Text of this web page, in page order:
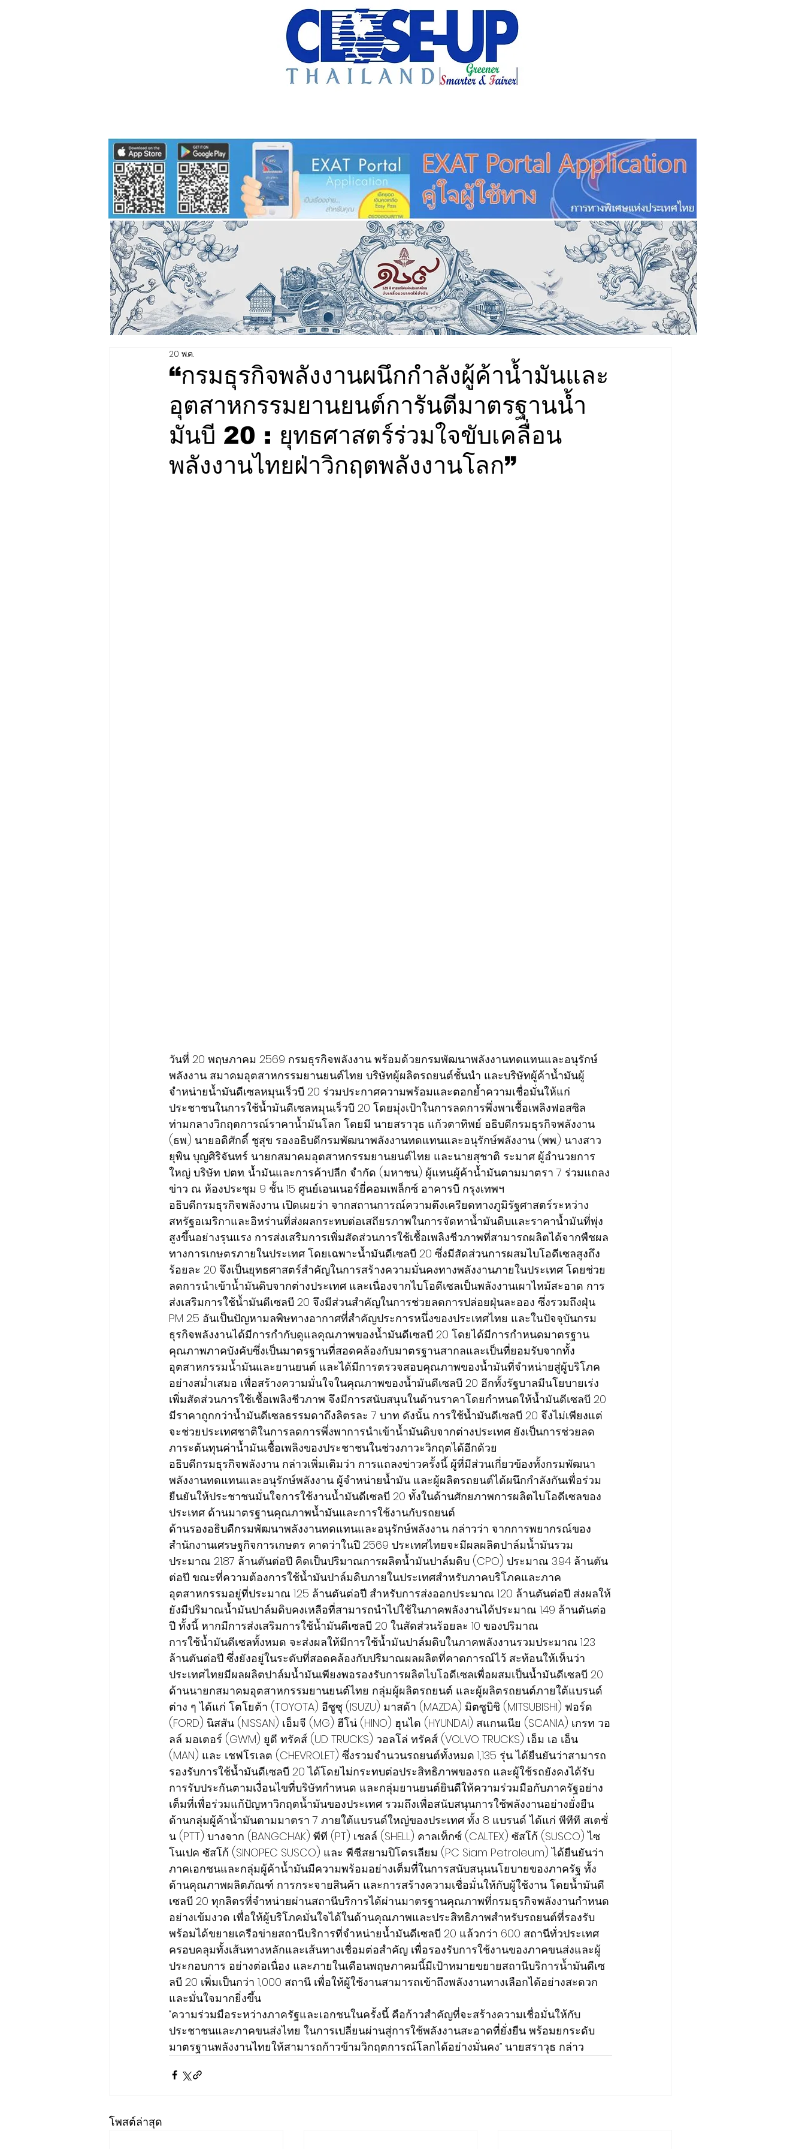
“กรมธุรกิจพลังงานผนึกกำลังผู้ค้าน้ำมันและ
อุตสาหกรรมยานยนต์การันตีมาตรฐานน้ำ
มันบี 20 : ยุทธศาสตร์ร่วมใจขับเคลื่อน
พลังงานไทยฝ่าวิกฤตพลังงานโลก”
20 พ.ค.
วันที่ 20 พฤษภาคม 2569 กรมธุรกิจพลังงาน พร้อมด้วยกรมพัฒนาพลังงานทดแทนและอนุรักษ์
พลังงาน สมาคมอุตสาหกรรมยานยนต์ไทย บริษัทผู้ผลิตรถยนต์ชั้นนำ และบริษัทผู้ค้าน้ำมันผู้
จำหน่ายน้ำมันดีเซลหมุนเร็วบี 20 ร่วมประกาศความพร้อมและตอกย้ำความเชื่อมั่นให้แก่
ประชาชนในการใช้น้ำมันดีเซลหมุนเร็วบี 20 โดยมุ่งเป้าในการลดการพึ่งพาเชื้อเพลิงฟอสซิล
ท่ามกลางวิกฤตการณ์ราคาน้ำมันโลก โดยมี นายสราวุธ แก้วตาทิพย์ อธิบดีกรมธุรกิจพลังงาน
(ธพ.) นายอดิศักดิ์ ชูสุข รองอธิบดีกรมพัฒนาพลังงานทดแทนและอนุรักษ์พลังงาน (พพ.) นางสาว
ยุพิน บุญศิริจันทร์ นายกสมาคมอุตสาหกรรมยานยนต์ไทย และนายสุชาติ ระมาศ ผู้อำนวยการ
ใหญ่ บริษัท ปตท. น้ำมันและการค้าปลีก จำกัด (มหาชน) ผู้แทนผู้ค้าน้ำมันตามมาตรา 7 ร่วมแถลง
ข่าว ณ ห้องประชุม 9 ชั้น 15 ศูนย์เอนเนอร์ยี่คอมเพล็กซ์ อาคารบี กรุงเทพฯ
อธิบดีกรมธุรกิจพลังงาน เปิดเผยว่า จากสถานการณ์ความตึงเครียดทางภูมิรัฐศาสตร์ระหว่าง
สหรัฐอเมริกาและอิหร่านที่ส่งผลกระทบต่อเสถียรภาพในการจัดหาน้ำมันดิบและราคาน้ำมันที่พุ่ง
สูงขึ้นอย่างรุนแรง การส่งเสริมการเพิ่มสัดส่วนการใช้เชื้อเพลิงชีวภาพที่สามารถผลิตได้จากพืชผล
ทางการเกษตรภายในประเทศ โดยเฉพาะน้ำมันดีเซลบี 20 ซึ่งมีสัดส่วนการผสมไบโอดีเซลสูงถึง
ร้อยละ 20 จึงเป็นยุทธศาสตร์สำคัญในการสร้างความมั่นคงทางพลังงานภายในประเทศ โดยช่วย
ลดการนำเข้าน้ำมันดิบจากต่างประเทศ และเนื่องจากไบโอดีเซลเป็นพลังงานเผาไหม้สะอาด การ
ส่งเสริมการใช้น้ำมันดีเซลบี 20 จึงมีส่วนสำคัญในการช่วยลดการปล่อยฝุ่นละออง ซึ่งรวมถึงฝุ่น
PM 2.5 อันเป็นปัญหามลพิษทางอากาศที่สำคัญประการหนึ่งของประเทศไทย และในปัจจุบันกรม
ธุรกิจพลังงานได้มีการกำกับดูแลคุณภาพของน้ำมันดีเซลบี 20 โดยได้มีการกำหนดมาตรฐาน
คุณภาพภาคบังคับซึ่งเป็นมาตรฐานที่สอดคล้องกับมาตรฐานสากลและเป็นที่ยอมรับจากทั้ง
อุตสาหกรรมน้ำมันและยานยนต์ และได้มีการตรวจสอบคุณภาพของน้ำมันที่จำหน่ายสู่ผู้บริโภค
อย่างสม่ำเสมอ เพื่อสร้างความมั่นใจในคุณภาพของน้ำมันดีเซลบี 20 อีกทั้งรัฐบาลมีนโยบายเร่ง
เพิ่มสัดส่วนการใช้เชื้อเพลิงชีวภาพ จึงมีการสนับสนุนในด้านราคาโดยกำหนดให้น้ำมันดีเซลบี 20
มีราคาถูกกว่าน้ำมันดีเซลธรรมดาถึงลิตรละ 7 บาท ดังนั้น การใช้น้ำมันดีเซลบี 20 จึงไม่เพียงแต่
จะช่วยประเทศชาติในการลดการพึ่งพาการนำเข้าน้ำมันดิบจากต่างประเทศ ยังเป็นการช่วยลด
ภาระต้นทุนค่าน้ำมันเชื้อเพลิงของประชาชนในช่วงภาวะวิกฤตได้อีกด้วย
อธิบดีกรมธุรกิจพลังงาน กล่าวเพิ่มเติมว่า การแถลงข่าวครั้งนี้ ผู้ที่มีส่วนเกี่ยวข้องทั้งกรมพัฒนา
พลังงานทดแทนและอนุรักษ์พลังงาน ผู้จำหน่ายน้ำมัน และผู้ผลิตรถยนต์ได้ผนึกกำลังกันเพื่อร่วม
ยืนยันให้ประชาชนมั่นใจการใช้งานน้ำมันดีเซลบี 20 ทั้งในด้านศักยภาพการผลิตไบโอดีเซลของ
ประเทศ ด้านมาตรฐานคุณภาพน้ำมันและการใช้งานกับรถยนต์
ด้านรองอธิบดีกรมพัฒนาพลังงานทดแทนและอนุรักษ์พลังงาน กล่าวว่า จากการพยากรณ์ของ
สำนักงานเศรษฐกิจการเกษตร คาดว่าในปี 2569 ประเทศไทยจะมีผลผลิตปาล์มน้ำมันรวม
ประมาณ 21.87 ล้านตันต่อปี คิดเป็นปริมาณการผลิตน้ำมันปาล์มดิบ (CPO) ประมาณ 3.94 ล้านตัน
ต่อปี ขณะที่ความต้องการใช้น้ำมันปาล์มดิบภายในประเทศสำหรับภาคบริโภคและภาค
อุตสาหกรรมอยู่ที่ประมาณ 1.25 ล้านตันต่อปี สำหรับการส่งออกประมาณ 1.20 ล้านตันต่อปี ส่งผลให้
ยังมีปริมาณน้ำมันปาล์มดิบคงเหลือที่สามารถนำไปใช้ในภาคพลังงานได้ประมาณ 1.49 ล้านตันต่อ
ปี ทั้งนี้ หากมีการส่งเสริมการใช้น้ำมันดีเซลบี 20 ในสัดส่วนร้อยละ 10 ของปริมาณ
การใช้น้ำมันดีเซลทั้งหมด จะส่งผลให้มีการใช้น้ำมันปาล์มดิบในภาคพลังงานรวมประมาณ 1.23
ล้านตันต่อปี ซึ่งยังอยู่ในระดับที่สอดคล้องกับปริมาณผลผลิตที่คาดการณ์ไว้ สะท้อนให้เห็นว่า
ประเทศไทยมีผลผลิตปาล์มน้ำมันเพียงพอรองรับการผลิตไบโอดีเซลเพื่อผสมเป็นน้ำมันดีเซลบี 20
ด้านนายกสมาคมอุตสาหกรรมยานยนต์ไทย กลุ่มผู้ผลิตรถยนต์ และผู้ผลิตรถยนต์ภายใต้แบรนด์
ต่าง ๆ ได้แก่ โตโยต้า (TOYOTA) อีซูซุ (ISUZU) มาสด้า (MAZDA) มิตซูบิชิ (MITSUBISHI) ฟอร์ด
(FORD) นิสสัน (NISSAN) เอ็มจี (MG) ฮีโน่ (HINO) ฮุนได (HYUNDAI) สแกนเนีย (SCANIA) เกรท วอ
ลล์ มอเตอร์ (GWM) ยูดี ทรัคส์ (UD TRUCKS) วอลโล่ ทรัคส์ (VOLVO TRUCKS) เอ็ม เอ เอ็น
(MAN) และ เชฟโรเลต (CHEVROLET) ซึ่งรวมจำนวนรถยนต์ทั้งหมด 1,135 รุ่น ได้ยืนยันว่าสามารถ
รองรับการใช้น้ำมันดีเซลบี 20 ได้โดยไม่กระทบต่อประสิทธิภาพของรถ และผู้ใช้รถยังคงได้รับ
การรับประกันตามเงื่อนไขที่บริษัทกำหนด และกลุ่มยานยนต์ยินดีให้ความร่วมมือกับภาครัฐอย่าง
เต็มที่เพื่อร่วมแก้ปัญหาวิกฤตน้ำมันของประเทศ รวมถึงเพื่อสนับสนุนการใช้พลังงานอย่างยั่งยืน
ด้านกลุ่มผู้ค้าน้ำมันตามมาตรา 7 ภายใต้แบรนด์ใหญ่ของประเทศ ทั้ง 8 แบรนด์ ได้แก่ พีทีที สเตชั่
น (PTT) บางจาก (BANGCHAK) พีที (PT) เชลล์ (SHELL) คาลเท็กซ์ (CALTEX) ซัสโก้ (SUSCO) ไซ
โนเปค ซัสโก้ (SINOPEC SUSCO) และ พี.ซี.สยามปิโตรเลียม (PC Siam Petroleum) ได้ยืนยันว่า
ภาคเอกชนและกลุ่มผู้ค้าน้ำมันมีความพร้อมอย่างเต็มที่ในการสนับสนุนนโยบายของภาครัฐ ทั้ง
ด้านคุณภาพผลิตภัณฑ์ การกระจายสินค้า และการสร้างความเชื่อมั่นให้กับผู้ใช้งาน โดยน้ำมันดี
เซลบี 20 ทุกลิตรที่จำหน่ายผ่านสถานีบริการได้ผ่านมาตรฐานคุณภาพที่กรมธุรกิจพลังงานกำหนด
อย่างเข้มงวด เพื่อให้ผู้บริโภคมั่นใจได้ในด้านคุณภาพและประสิทธิภาพสำหรับรถยนต์ที่รองรับ
พร้อมได้ขยายเครือข่ายสถานีบริการที่จำหน่ายน้ำมันดีเซลบี 20 แล้วกว่า 600 สถานีทั่วประเทศ
ครอบคลุมทั้งเส้นทางหลักและเส้นทางเชื่อมต่อสำคัญ เพื่อรองรับการใช้งานของภาคขนส่งและผู้
ประกอบการ อย่างต่อเนื่อง และภายในเดือนพฤษภาคมนี้มีเป้าหมายขยายสถานีบริการน้ำมันดีเซ
ลบี 20 เพิ่มเป็นกว่า 1,000 สถานี เพื่อให้ผู้ใช้งานสามารถเข้าถึงพลังงานทางเลือกได้อย่างสะดวก
และมั่นใจมากยิ่งขึ้น
“ความร่วมมือระหว่างภาครัฐและเอกชนในครั้งนี้ คือก้าวสำคัญที่จะสร้างความเชื่อมั่นให้กับ
ประชาชนและภาคขนส่งไทย ในการเปลี่ยนผ่านสู่การใช้พลังงานสะอาดที่ยั่งยืน พร้อมยกระดับ
มาตรฐานพลังงานไทยให้สามารถก้าวข้ามวิกฤตการณ์โลกได้อย่างมั่นคง” นายสราวุธ กล่าว
โพสต์ล่าสุด